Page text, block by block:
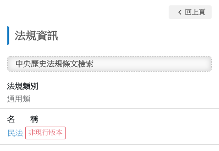
法規資訊
keyboard_arrow_left 回上頁
中央歷史法規條文檢索
法規類別
通用類
名 稱
民法
非現行版本